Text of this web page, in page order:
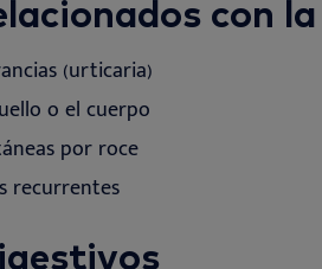
con
(urticaria)
o el cuerpo
porroce
recurrentes